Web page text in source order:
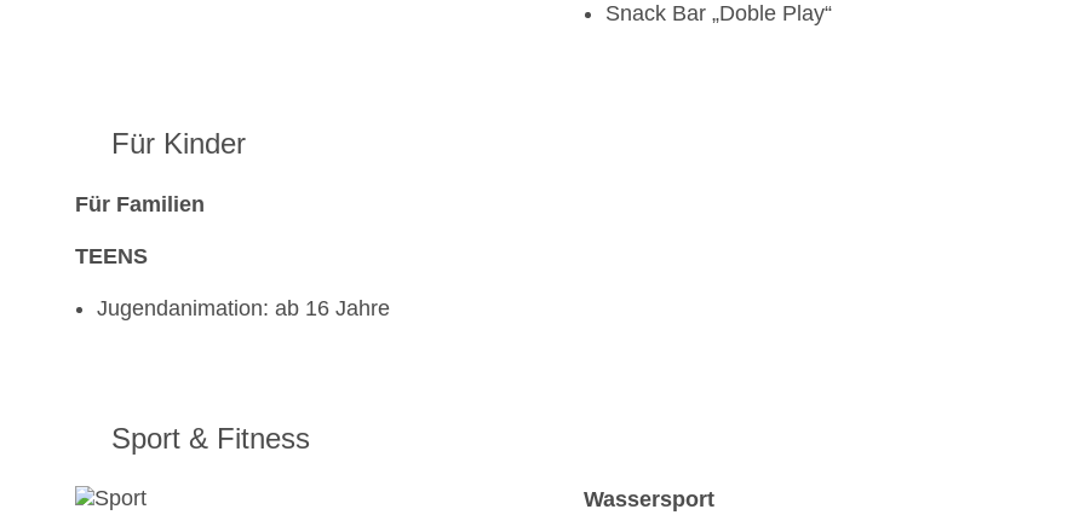
Snack Bar „Doble Play“
Für Kinder
Für Familien
TEENS
Jugendanimation: ab 16 Jahre
Sport & Fitness
Wassersport